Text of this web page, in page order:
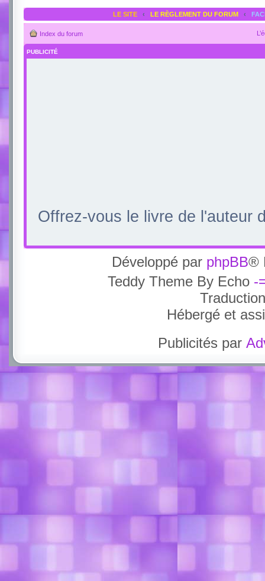
LE SITE ‹ LE RÈGLEMENT DU FORUM ‹
Index du forum
PUBLICITÉ
Offrez-vous le livre de l'auteur
Développé par phpBB®
Teddy Theme By Echo -
Hébergé et
Publicités par